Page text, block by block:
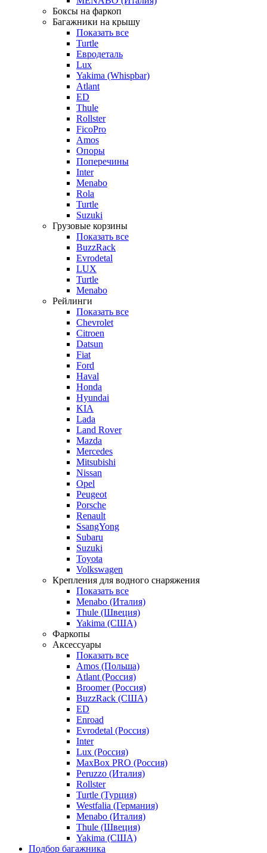
Боксы на фаркоп
Багажники на крышу
Показать все
Turtle
Евродеталь
Lux
Yakima (Whispbar)
Atlant
ED
Thule
Rollster
FicoPro
Amos
Опоры
Поперечины
Inter
Menabo
Rola
Turtle
Suzuki
Грузовые корзины
Показать все
BuzzRack
Evrodetal
LUX
Turtle
Menabo
Рейлинги
Показать все
Chevrolet
Citroen
Datsun
Fiat
Ford
Haval
Honda
Hyundai
KIA
Lada
Land Rover
Mazda
Mercedes
Mitsubishi
Nissan
Opel
Peugeot
Porsche
Renault
SsangYong
Subaru
Suzuki
Toyota
Volkswagen
Крепления для водного снаряжения
Показать все
Menabo (Италия)
Thule (Швеция)
Yakima (США)
Фаркопы
Аксессуары
Показать все
Amos (Польша)
Atlant (Россия)
Broomer (Россия)
BuzzRack (США)
ED
Enroad
Evrodetal (Россия)
Inter
Lux (Россия)
MaxBox PRO (Россия)
Peruzzo (Италия)
Rollster
Turtle (Турция)
Westfalia (Германия)
Menabo (Италия)
Thule (Швеция)
Yakima (США)
Подбор багажника